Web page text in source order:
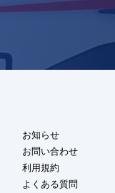
お知らせ
お問い合わせ
利用規約
よくある質問